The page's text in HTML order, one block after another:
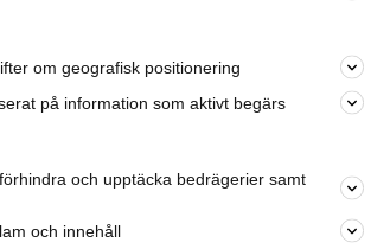
om geografisk positionering
på information som aktivt begärs
och upptäcka bedrägerier samt
och innehåll